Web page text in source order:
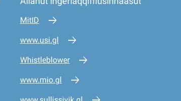
MitID
www.usi.gl
Whistleblower
www.mio.gl